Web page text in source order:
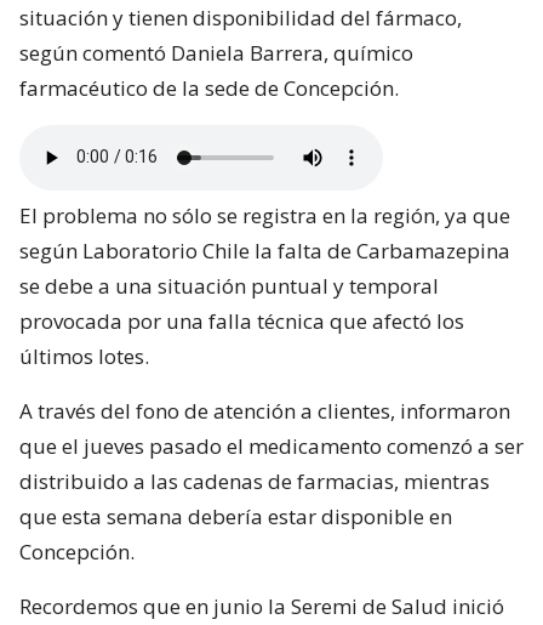
situación y tienen disponibilidad del fármaco,
según comentó Daniela Barrera, químico
farmacéutico de la sede de Concepción.
El problema no sólo se registra en la región, ya que
según Laboratorio Chile la falta de Carbamazepina
se debe a una situación puntual y temporal
provocada por una falla técnica que afectó los
últimos lotes.
A través del fono de atención a clientes, informaron
que el jueves pasado el medicamento comenzó a ser
distribuido a las cadenas de farmacias, mientras
que esta semana debería estar disponible en
Concepción.
Recordemos que en junio la Seremi de Salud inició